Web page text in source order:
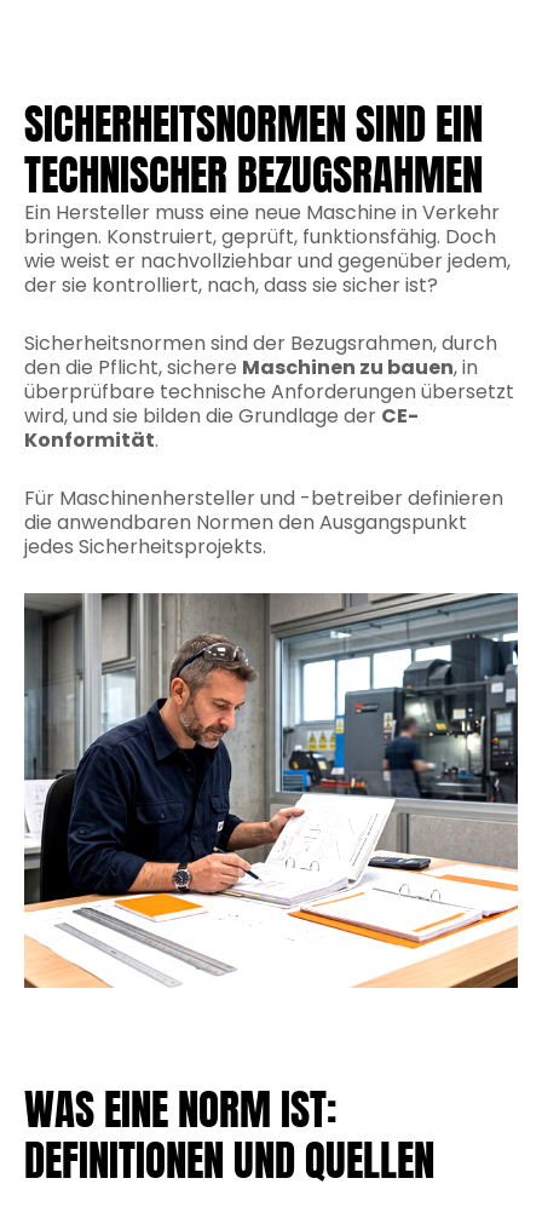
SICHERHEITSNORMEN SIND EIN
TECHNISCHER BEZUGSRAHMEN
Ein Hersteller muss eine neue Maschine in Verkehr
bringen. Konstruiert, geprüft, funktionsfähig. Doch
wie weist er nachvollziehbar und gegenüber jedem,
der sie kontrolliert, nach, dass sie sicher ist?
Sicherheitsnormen sind der Bezugsrahmen, durch
den die Pflicht, sichere Maschinen zu bauen, in
überprüfbare technische Anforderungen übersetzt
wird, und sie bilden die Grundlage der CE-
Konformität.
Für Maschinenhersteller und -betreiber definieren
die anwendbaren Normen den Ausgangspunkt
jedes Sicherheitsprojekts.
WAS EINE NORM IST:
DEFINITIONEN UND QUELLEN